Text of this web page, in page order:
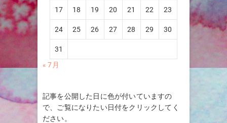
17 18 19 20 21 22 23
24 25 26 27 28 29 30
31
« 7月
記事を公開した日に色が付いていますの
で、ご覧になりたい日付をクリックしてく
ださい。